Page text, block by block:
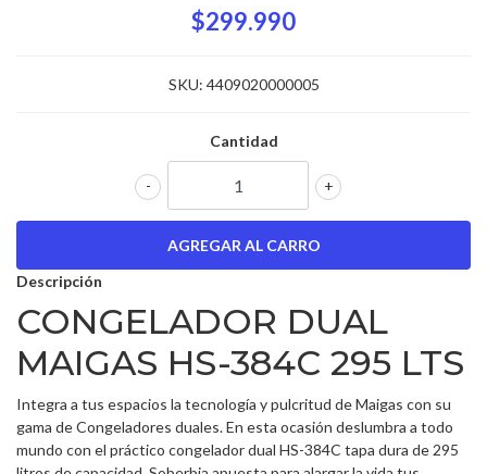
$299.990
SKU: 4409020000005
Cantidad
+
-
Descripción
CONGELADOR DUAL
MAIGAS HS-384C 295 LTS
Integra a tus espacios la tecnología y pulcritud de Maigas con su
gama de Congeladores duales. En esta ocasión deslumbra a todo
mundo con el práctico congelador dual HS-384C tapa dura de 295